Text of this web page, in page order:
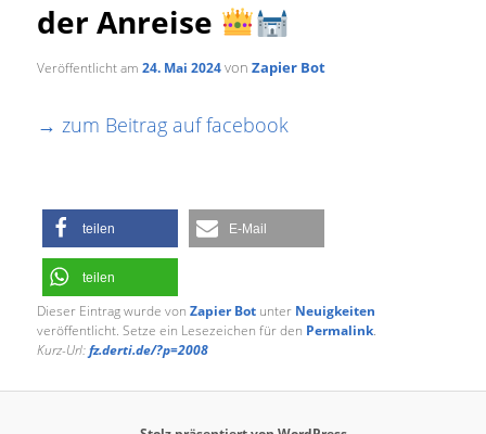
der Anreise
Veröffentlicht am24. Mai 2024vonZapier Bot
→ zum Beitrag auf facebook
teilen E-Mail
teilen
Dieser Eintrag wurde vonZapier Bot unter Neuigkeiten
veröffentlicht. Setze ein Lesezeichen für den Permalink.
Kurz-Url:fz.derti.de/?p=2008